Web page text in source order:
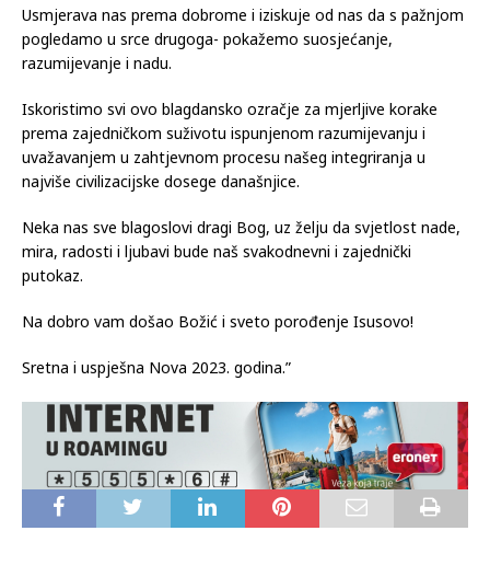
našoj domovini Bosni i Hercegovini. Okuplja nas u toplini
doma, mira i neraskidivog zajedništva.
pogledamo u srce drugoga- pokažemo suosjećanje,
razumijevanje i nadu.
Iskoristimo svi ovo blagdansko ozračje za mjerljive korake
uvažavanjem u zahtjevnom procesu našeg integriranja u
najviše civilizacijske dosege današnjice.
mira, radosti i ljubavi bude naš svakodnevni i zajednički
putokaz.
Na dobro vam došao Božić i sveto porođenje Isusovo!
Sretna i uspješna Nova 2023. godina.”